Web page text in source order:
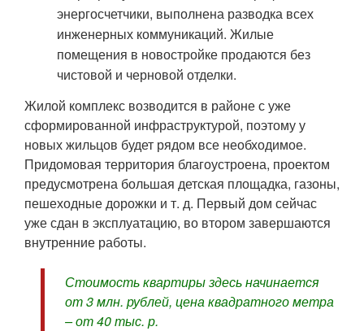
энергосчетчики, выполнена разводка всех
инженерных коммуникаций. Жилые
помещения в новостройке продаются без
чистовой и черновой отделки.
Жилой комплекс возводится в районе с уже
сформированной инфраструктурой, поэтому у
новых жильцов будет рядом все необходимое.
Придомовая территория благоустроена, проектом
предусмотрена большая детская площадка, газоны,
пешеходные дорожки и т. д. Первый дом сейчас
уже сдан в эксплуатацию, во втором завершаются
внутренние работы.
Стоимость квартиры здесь начинается
от 3 млн. рублей, цена квадратного метра
– от 40 тыс. р.